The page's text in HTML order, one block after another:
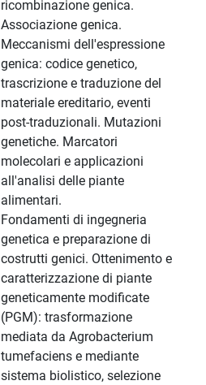
ricombinazione genica.
Associazione genica.
Meccanismi dell'espressione
genica: codice genetico,
trascrizione e traduzione del
materiale ereditario, eventi
post-traduzionali. Mutazioni
genetiche. Marcatori
molecolari e applicazioni
all'analisi delle piante
alimentari.
Fondamenti di ingegneria
genetica e preparazione di
costrutti genici. Ottenimento e
caratterizzazione di piante
geneticamente modificate
(PGM): trasformazione
mediata da Agrobacterium
tumefaciens e mediante
sistema biolistico, selezione